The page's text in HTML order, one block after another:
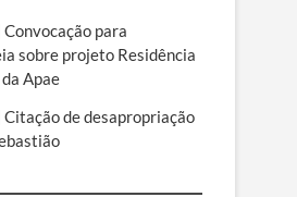
para
sobre projeto Residência
Apae
Citação de desapropriação